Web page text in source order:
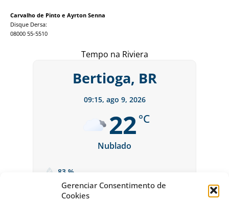
Gerenciar Consentimento de
Cookies
Carvalho de Pinto e Ayrton Senna
Disque Dersa:
08000 55-5510
Tempo na Riviera
Bertioga, BR
09:15, ago 9, 2026
22 °C
Nublado
83 %